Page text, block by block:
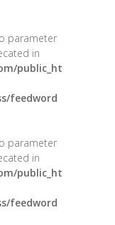
parameter
in
public_ht
feedword
parameter
in
public_ht
feedword